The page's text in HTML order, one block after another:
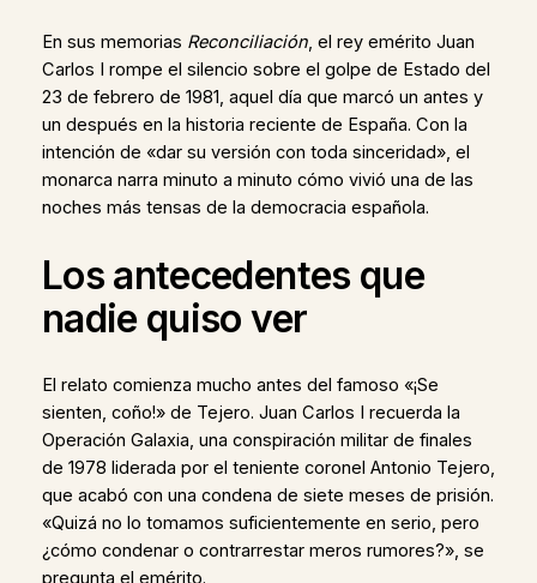
En sus memorias Reconciliación, el rey emérito Juan
Carlos I rompe el silencio sobre el golpe de Estado del
23 de febrero de 1981, aquel día que marcó un antes y
un después en la historia reciente de España. Con la
intención de «dar su versión con toda sinceridad», el
monarca narra minuto a minuto cómo vivió una de las
noches más tensas de la democracia española.
Los antecedentes que
nadie quiso ver
El relato comienza mucho antes del famoso «¡Se
sienten, coño!» de Tejero. Juan Carlos I recuerda la
Operación Galaxia, una conspiración militar de finales
de 1978 liderada por el teniente coronel Antonio Tejero,
que acabó con una condena de siete meses de prisión.
«Quizá no lo tomamos suficientemente en serio, pero
¿cómo condenar o contrarrestar meros rumores?», se
pregunta el emérito.